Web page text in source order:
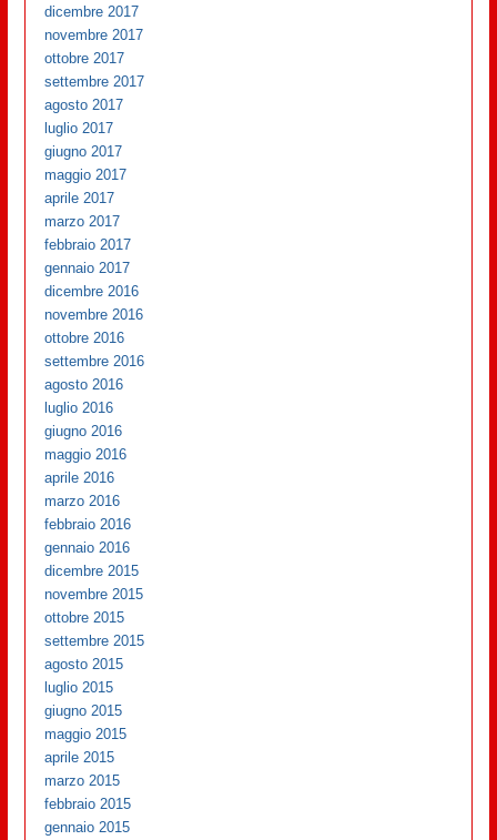
dicembre 2017
novembre 2017
ottobre 2017
settembre 2017
agosto 2017
luglio 2017
giugno 2017
maggio 2017
aprile 2017
marzo 2017
febbraio 2017
gennaio 2017
dicembre 2016
novembre 2016
ottobre 2016
settembre 2016
agosto 2016
luglio 2016
giugno 2016
maggio 2016
aprile 2016
marzo 2016
febbraio 2016
gennaio 2016
dicembre 2015
novembre 2015
ottobre 2015
settembre 2015
agosto 2015
luglio 2015
giugno 2015
maggio 2015
aprile 2015
marzo 2015
febbraio 2015
gennaio 2015